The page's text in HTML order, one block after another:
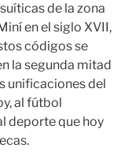
de la zona
en el siglo XVII,
códigos se
la segunda mitad
unificaciones del
al fútbol
deporte que hoy